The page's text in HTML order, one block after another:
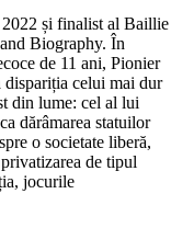
și finalist al Baillie
Biography. În
de 11 ani, Pionier
dispariția celui mai dur
din lume: cel al lui
dărâmarea statuilor
o societate liberă,
de tipul
jocurile